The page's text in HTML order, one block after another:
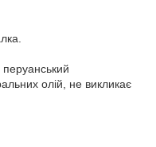
олій, не викликає